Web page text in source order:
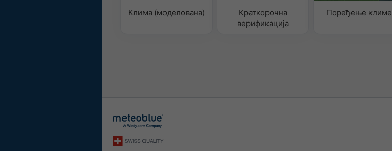
Клима (моделована)
Краткорочна
верификација
Поређење климе